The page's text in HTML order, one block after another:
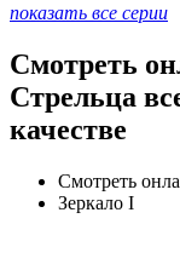
показать все серии
Смотреть
Стрельца
качестве
Смотреть
Зеркало I